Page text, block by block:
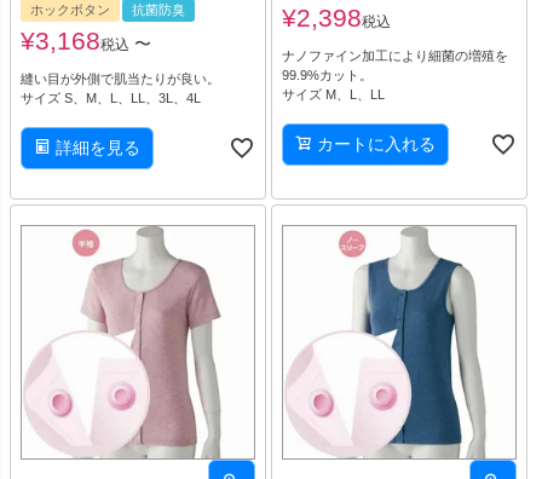
ホックボタン
抗菌防臭
¥3,168税込 〜
縫い目が外側で肌当たりが良い。
サイズ S、M、L、LL、3L、4L
詳細を見る
¥2,398税込
ナノファイン加工により細菌の増殖を
99.9%カット。
サイズ M、L、LL
カートに入れる